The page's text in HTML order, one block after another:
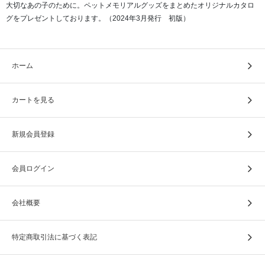
大切なあの子のために。ペットメモリアルグッズをまとめたオリジナルカタロ
グをプレゼントしております。（2024年3月発行 初版）
ホーム
カートを見る
新規会員登録
会員ログイン
会社概要
特定商取引法に基づく表記